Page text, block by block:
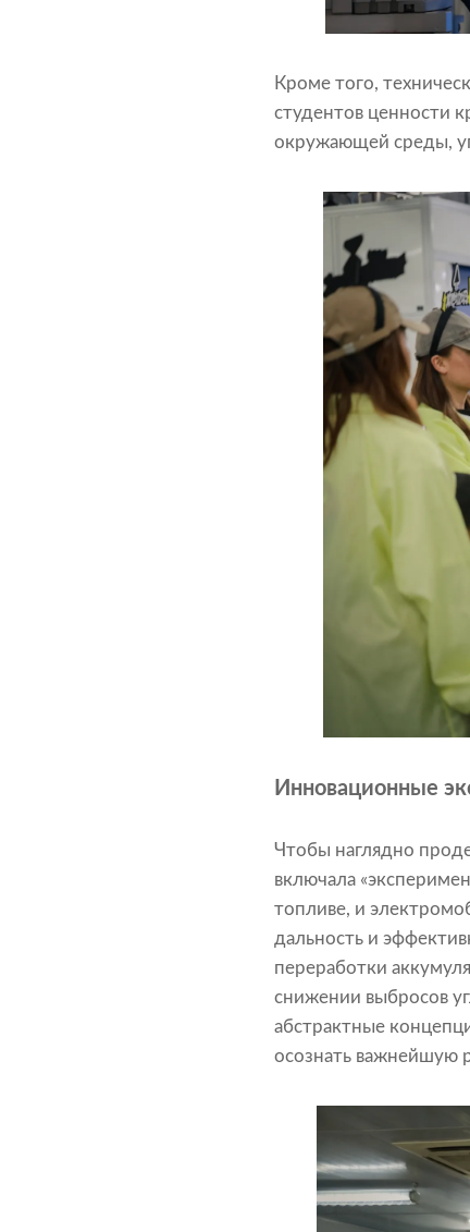
Кроме того,
студентов ценности
окружающей среды,
Инновационные
Чтобы наглядно
включала
топливе, и
дальность и
переработки
снижении выбросов
абстрактные
осознать важнейшую